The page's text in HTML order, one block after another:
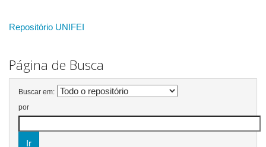
Repositório UNIFEI
Página de Busca
Buscar em:
por